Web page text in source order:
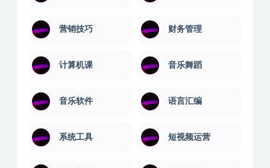
营销技巧 财务管理
计算机课 音乐舞蹈
音乐软件 语言汇编
系统工具 短视频运营